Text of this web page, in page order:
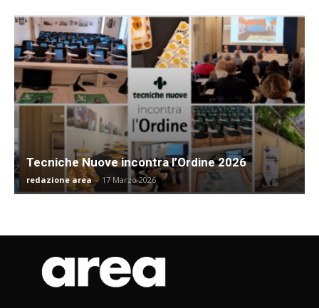
Tecniche Nuove incontra l’Ordine 2026
redazione area - 17 Marzo 2026